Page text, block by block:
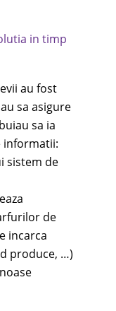
in timp
au fost
sa asigure
sa ia
informatii:
sistem de
de
incarca
produce, …)